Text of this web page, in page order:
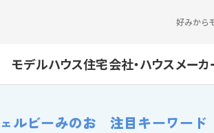
好みから
モデルハウス住宅会社・ハウスメーカ
ルビーみのお 注目キーワード